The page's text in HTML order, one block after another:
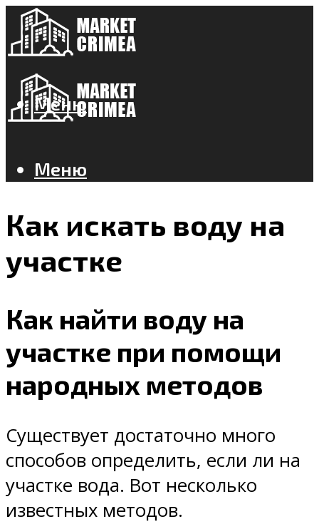
Меню
Меню
Как искать воду на
участке
Как найти воду на
участке при помощи
народных методов
Существует достаточно много
способов определить, если ли на
участке вода. Вот несколько
известных методов.